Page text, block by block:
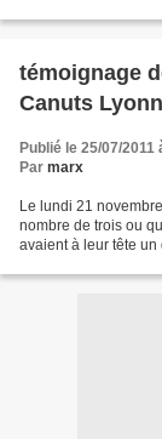
témoignage
Canuts
Publié le 25/07/2011
Par marx
Le lundi 21
nombre de trois ou
avaient à leur tête un